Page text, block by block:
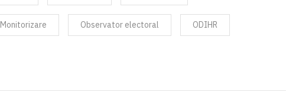
Monitorizare Observator electoral ODIHR